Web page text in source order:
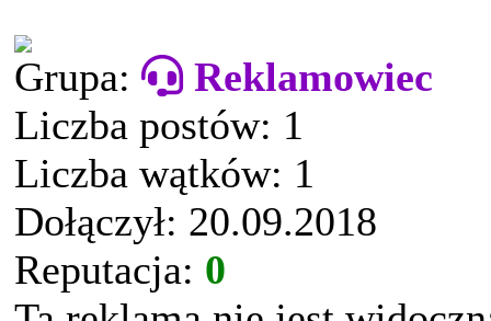
Grupa:
Reklamowiec
Liczba postów: 1
Liczba wątków: 1
Dołączył: 20.09.2018
Reputacja: 0